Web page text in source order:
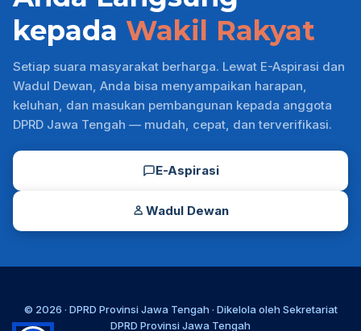
kepada Wakil Rakyat
Setiap suara masyarakat berharga. Lewat E-Aspirasi dan
Wadul Dewan, Anda bisa menyampaikan harapan,
keluhan, dan masukan pembangunan kepada anggota
DPRD Jawa Tengah — mudah, cepat, dan terverifikasi.
E-Aspirasi
Wadul Dewan
© 2026 · DPRD Provinsi Jawa Tengah · Dikelola oleh Sekretariat
DPRD Provinsi Jawa Tengah